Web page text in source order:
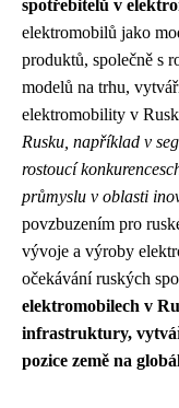
spotřebitelů v
elektromobilů jako
produktů, společně s
modelů na trhu,
elektromobility v
Rusku, například v
rostoucí
průmyslu v oblasti
povzbuzením pro
vývoje a výroby
očekávání ruských
elektromobilech v
infrastruktury,
pozice země na